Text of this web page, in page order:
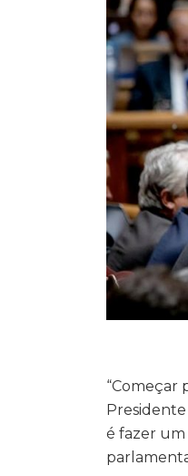
“Começar
Presidente
é fazer